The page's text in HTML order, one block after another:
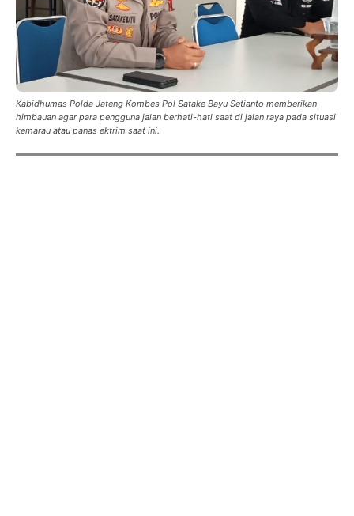
Kabidhumas Polda Jateng Kombes Pol Satake Bayu Setianto memberikan
himbauan agar para pengguna jalan berhati-hati saat di jalan raya pada situasi
kemarau atau panas ektrim saat ini.